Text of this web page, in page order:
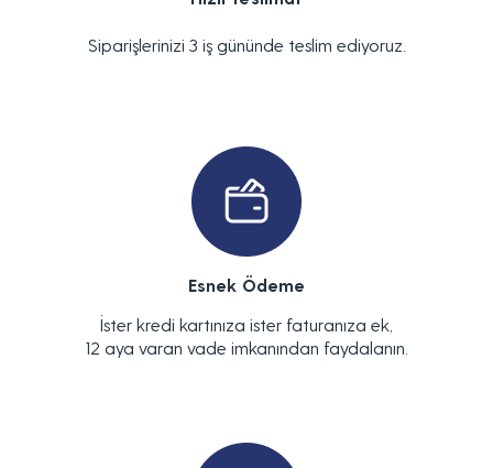
Siparişlerinizi 3 iş gününde teslim ediyoruz.
Esnek Ödeme
İster kredi kartınıza ister faturanıza ek,
12 aya varan vade imkanından faydalanın.